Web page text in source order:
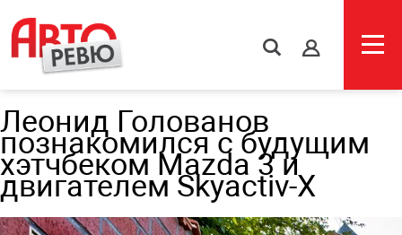
s
Леонид Голованов
познакомился с будущим
хэтчбеком Mazda 3 и
двигателем Skyactiv-X